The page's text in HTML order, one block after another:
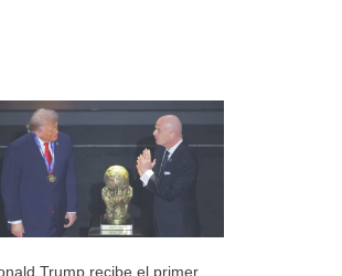
Trump recibe el primer